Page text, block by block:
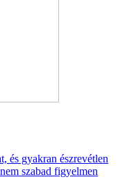
és gyakran észrevétlen
szabad figyelmen